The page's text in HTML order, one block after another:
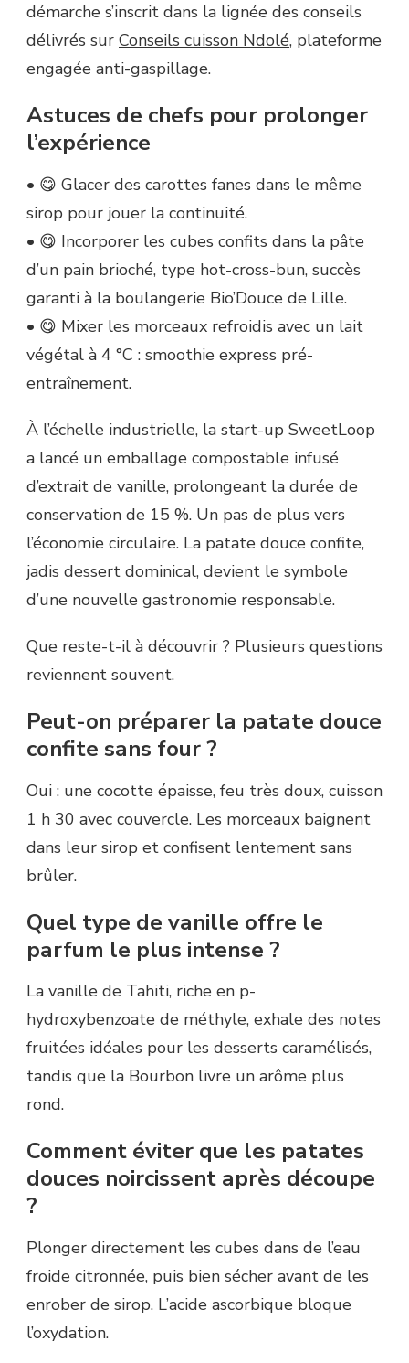
démarche s’inscrit dans la lignée des conseils
délivrés sur Conseils cuisson Ndolé, plateforme
engagée anti-gaspillage.
Astuces de chefs pour prolonger
l’expérience
• 😋 Glacer des carottes fanes dans le même
sirop pour jouer la continuité.
• 😋 Incorporer les cubes confits dans la pâte
d’un pain brioché, type hot-cross-bun, succès
garanti à la boulangerie Bio’Douce de Lille.
• 😋 Mixer les morceaux refroidis avec un lait
végétal à 4 °C : smoothie express pré-
entraînement.
À l’échelle industrielle, la start-up SweetLoop
a lancé un emballage compostable infusé
d’extrait de vanille, prolongeant la durée de
conservation de 15 %. Un pas de plus vers
l’économie circulaire. La patate douce confite,
jadis dessert dominical, devient le symbole
d’une nouvelle gastronomie responsable.
Que reste-t-il à découvrir ? Plusieurs questions
reviennent souvent.
Peut-on préparer la patate douce
confite sans four ?
Oui : une cocotte épaisse, feu très doux, cuisson
1 h 30 avec couvercle. Les morceaux baignent
dans leur sirop et confisent lentement sans
brûler.
Quel type de vanille offre le
parfum le plus intense ?
La vanille de Tahiti, riche en p-
hydroxybenzoate de méthyle, exhale des notes
fruitées idéales pour les desserts caramélisés,
tandis que la Bourbon livre un arôme plus
rond.
Comment éviter que les patates
douces noircissent après découpe
?
Plonger directement les cubes dans de l’eau
froide citronnée, puis bien sécher avant de les
enrober de sirop. L’acide ascorbique bloque
l’oxydation.